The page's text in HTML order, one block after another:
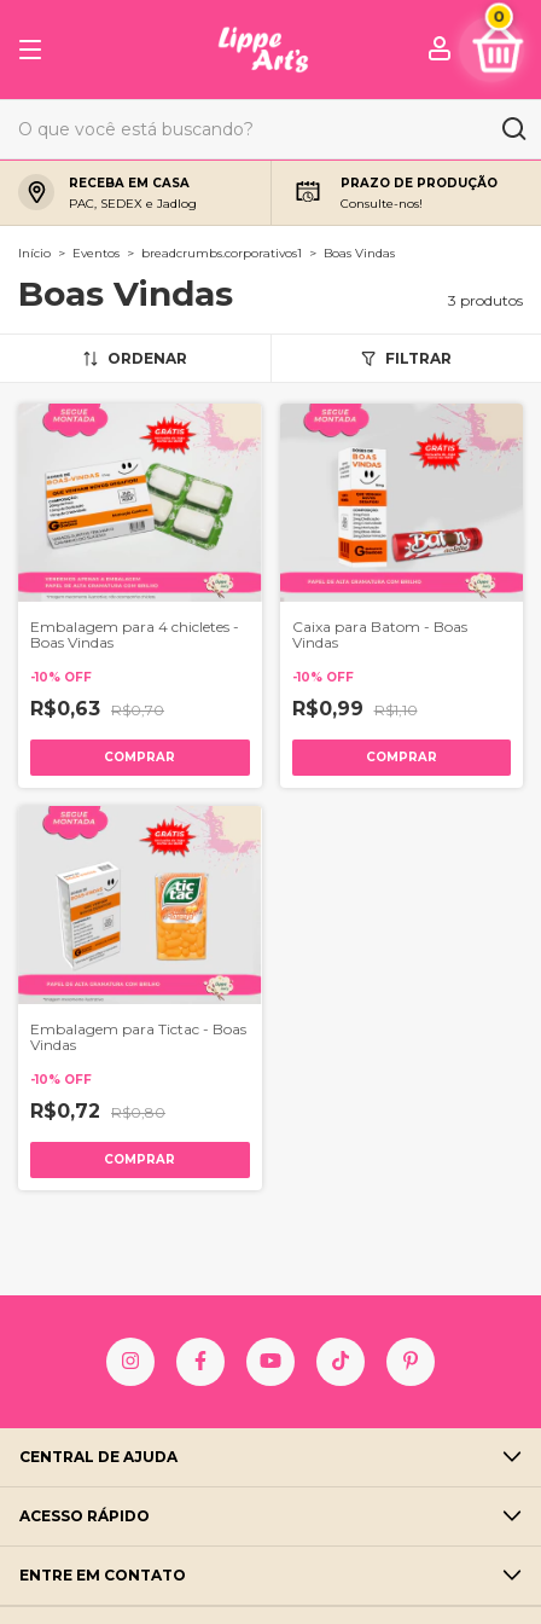
0
RECEBA EM CASA
PAC, SEDEX e Jadlog
PRAZO DE PRODUÇÃO
Consulte-nos!
Início > Eventos > breadcrumbs.corporativos1 > Boas Vindas
Boas Vindas 3 produtos
ORDENAR FILTRAR
Embalagem para 4 chicletes -
Boas Vindas
-10% OFF
R$0,63 R$0,70
COMPRAR
Caixa para Batom - Boas
Vindas
-10% OFF
R$0,99 R$1,10
COMPRAR
Embalagem para Tictac - Boas
Vindas
-10% OFF
R$0,72 R$0,80
COMPRAR
CENTRAL DE AJUDA
ACESSO RÁPIDO
ENTRE EM CONTATO